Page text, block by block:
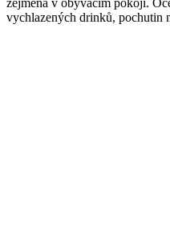
vychlazených drinků, pochutin